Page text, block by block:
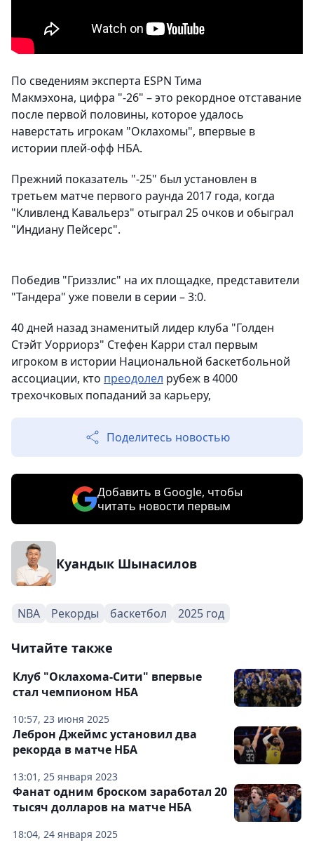
По сведениям эксперта ESPN Тима
Макмэхона, цифра "-26" – это рекордное отставание
после первой половины, которое удалось
наверстать игрокам "Оклахомы", впервые в
истории плей-офф НБА.
Прежний показатель "-25" был установлен в
третьем матче первого раунда 2017 года, когда
"Кливленд Кавальерз" отыграл 25 очков и обыграл
"Индиану Пейсерс".
Победив "Гриззлис" на их площадке, представители
"Тандера" уже повели в серии – 3:0.
40 дней назад знаменитый лидер клуба "Голден
Стэйт Уорриорз" Стефен Карри стал первым
игроком в истории Национальной баскетбольной
ассоциации, кто преодолел рубеж в 4000
трехочковых попаданий за карьеру,
Поделитесь новостью
Добавить в Google, чтобы
читать новости первым
Куандык Шынасилов
NBA Рекорды баскетбол 2025 год
Читайте также
10:57, 23 июня 2025
Клуб "Оклахома-Сити" впервые
стал чемпионом НБА
13:01, 25 января 2023
Леброн Джеймс установил два
рекорда в матче НБА
18:04, 24 января 2025
Фанат одним броском заработал 20
тысяч долларов на матче НБА